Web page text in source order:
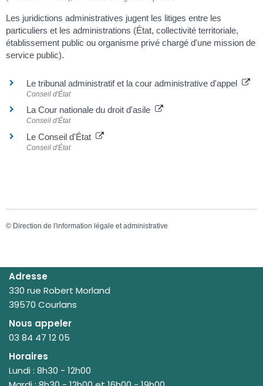
Les juridictions administratives jugent les litiges entre les
particuliers et les administrations (État, collectivité territoriale,
établissement public ou organisme privé chargé d'une mission de
service public).
Le tribunal administratif et la cour administrative d'appel
Conseil d'État
La Cour nationale du droit d'asile
Conseil d'État
Le Conseil d'État
Conseil d'État
© Direction de l'information légale et administrative
Adresse
330 rue Robert Morland
39570 Courlans
Nous appeler
03 84 47 12 05
Horaires
Lundi : 8h30 - 12h00